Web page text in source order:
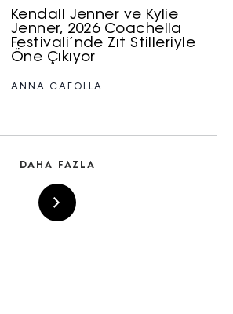
Kendall Jenner ve Kylie
Jenner, 2026 Coachella
Festivali’nde Zıt Stilleriyle
Öne Çıkıyor
ANNA CAFOLLA
DAHA FAZLA